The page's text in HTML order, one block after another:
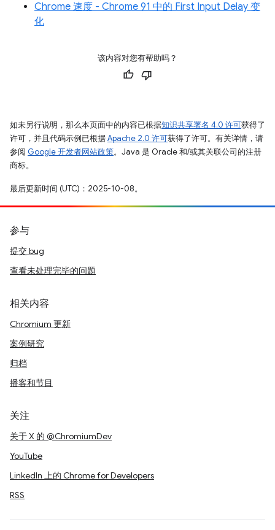
Chrome 速度 - Chrome 91 中的 First Input Delay 变
化
该内容对您有帮助吗？
如未另行说明，那么本页面中的内容已根据知识共享署名 4.0 许可获得了
许可，并且代码示例已根据Apache 2.0 许可获得了许可。有关详情，请
参阅 Google 开发者网站政策。Java 是 Oracle 和/或其关联公司的注册
商标。
最后更新时间 (UTC)：2025-10-08。
参与
提交 bug
查看未处理完毕的问题
相关内容
Chromium 更新
案例研究
归档
播客和节目
关注
关于 X 的 @ChromiumDev
YouTube
LinkedIn 上的 Chrome for Developers
RSS